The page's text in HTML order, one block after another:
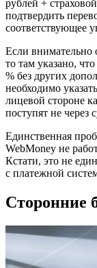
рублей +
подтвердить
соответствующее
Если внимательно
то там указано,
% без других
необходимо
лицевой стороне
поступят не через
Единственная
WebMoney не
Кстати, это не
с платежной
Сторонние